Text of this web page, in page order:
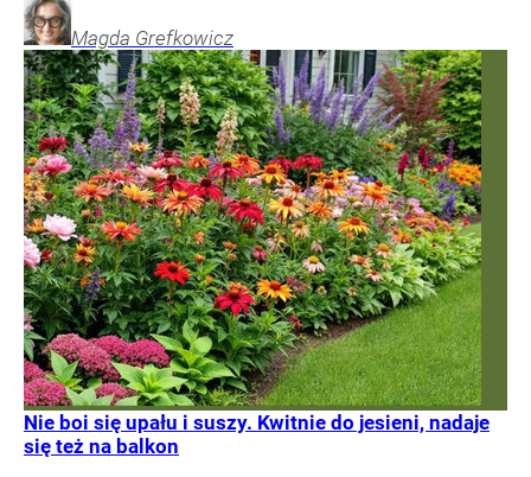
Magda Grefkowicz
Nie boi się upału i suszy. Kwitnie do jesieni, nadaje
się też na balkon